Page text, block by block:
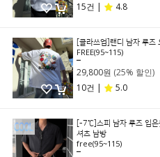
15건 |
4.8
[클라쓰업]랜디 남자 루즈
FREE(95~115)
29,800원 (25% 할인)
10건 |
5.0
[-7℃]스피 남자 루즈 입은
셔츠 남방
free(95~115)